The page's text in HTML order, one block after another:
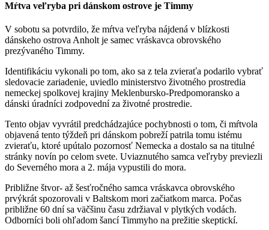
Mŕtva veľryba pri dánskom ostrove je Timmy
V sobotu sa potvrdilo, že mŕtva veľryba nájdená v blízkosti
dánskeho ostrova Anholt je samec vráskavca obrovského
prezývaného Timmy.
Identifikáciu vykonali po tom, ako sa z tela zvieraťa podarilo vybrať
sledovacie zariadenie, uviedlo ministerstvo životného prostredia
nemeckej spolkovej krajiny Meklenbursko-Predpomoransko a
dánski úradníci zodpovední za životné prostredie.
Tento objav vyvrátil predchádzajúce pochybnosti o tom, či mŕtvola
objavená tento týždeň pri dánskom pobreží patrila tomu istému
zvieraťu, ktoré upútalo pozornosť Nemecka a dostalo sa na titulné
stránky novín po celom svete. Uviaznutého samca veľryby previezli
do Severného mora a 2. mája vypustili do mora.
Približne štvor- až šesťročného samca vráskavca obrovského
prvýkrát spozorovali v Baltskom mori začiatkom marca. Počas
približne 60 dní sa väčšinu času zdržiaval v plytkých vodách.
Odborníci boli ohľadom šancí Timmyho na prežitie skeptickí.